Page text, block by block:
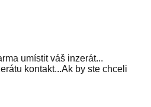
umístit váš inzerát...
kontakt...Ak by ste chceli